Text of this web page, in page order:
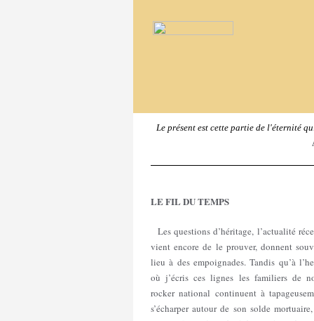
Le présent est cette partie de l'éternité
LE FIL DU TEMPS
Les questions d’héritage, l’actualité
vient encore de le prouver, donnent
lieu à des empoignades. Tandis qu’à
où j’écris ces lignes les familiers de
rocker national continuent à
s’écharper autour de son solde